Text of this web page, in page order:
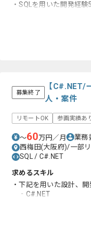
・SQLを用いた開発経験
募集終了
【C#.NET/
人・案件
リモートOK 参画実績あ
〜60万円／月 業務
西梅田(大阪府)/一部
SQL / C#.NET
求めるスキル
・下記を用いた設計、
‐C#.NET